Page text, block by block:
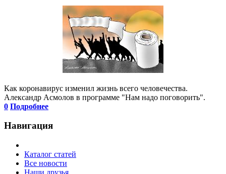
Как коронавирус изменил жизнь всего человечества.
Александр Асмолов в программе "Нам надо поговорить".
0 Подробнее
Навигация
Каталог статей
Все новости
Наши друзья ...